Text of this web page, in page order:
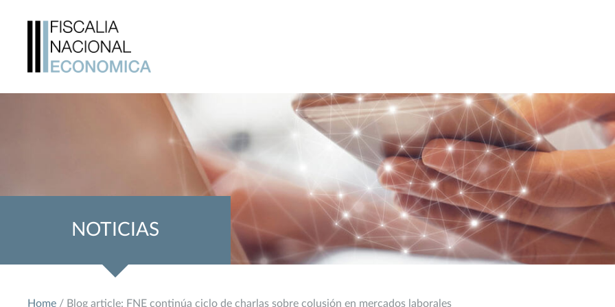
NOTICIAS
Home / Blog article: FNE continúa ciclo de charlas sobre colusión en mercados laborales